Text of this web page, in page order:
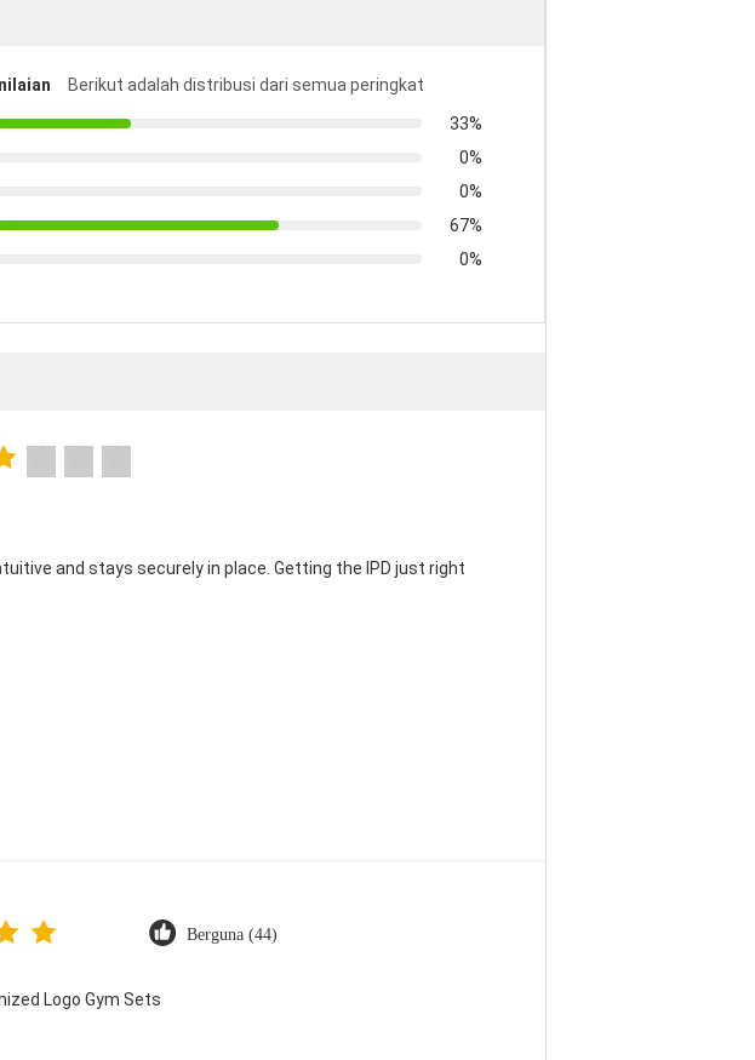
Berikut adalah distribusi dari semua peringkat
33%
0%
0%
67%
0%
and stays securely in place. Getting the IPD just right
Berguna (44)
Logo Gym Sets